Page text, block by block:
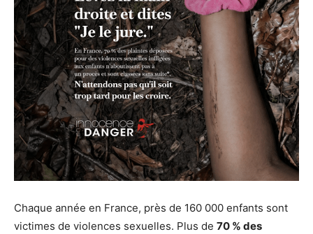
Chaque année en France, près de 160 000 enfants sont
victimes de violences sexuelles. Plus de 70 % des